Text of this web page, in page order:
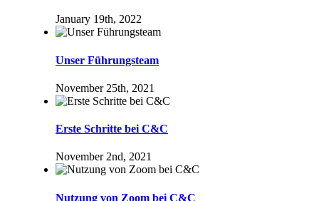
January 19th, 2022
Unser Führungsteam
November 25th, 2021
Erste Schritte bei C&C
November 2nd, 2021
Nutzung von Zoom bei C&C